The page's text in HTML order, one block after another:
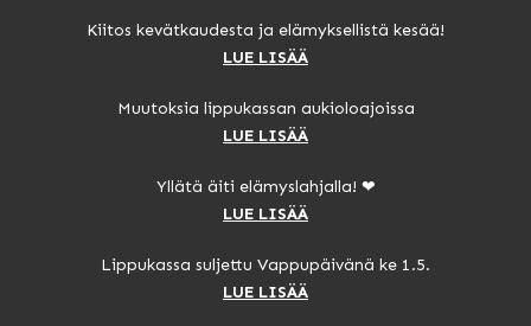
Kiitos kevätkaudesta ja elämyksellistä kesää!
LUE LISÄÄ
Muutoksia lippukassan aukioloajoissa
LUE LISÄÄ
Yllätä äiti elämyslahjalla! ❤
LUE LISÄÄ
Lippukassa suljettu Vappupäivänä ke 1.5.
LUE LISÄÄ